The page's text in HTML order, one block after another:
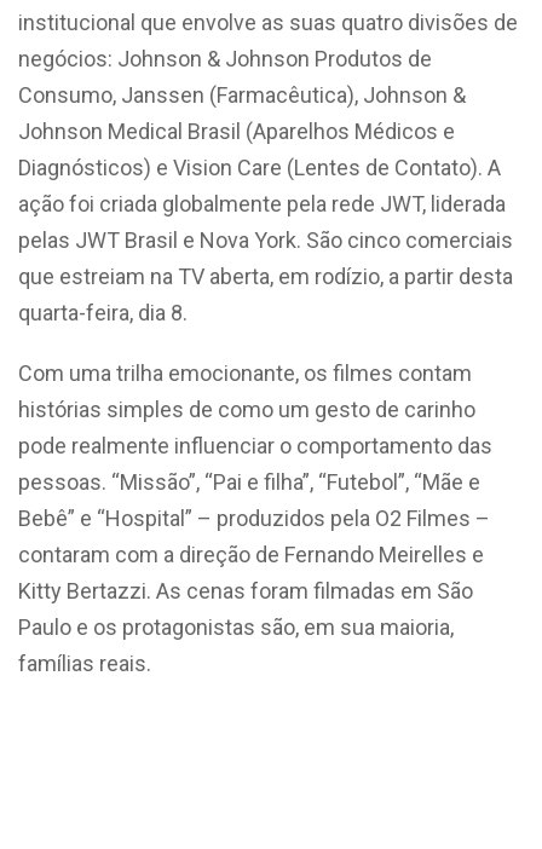
institucional que envolve as suas quatro divisões de
negócios: Johnson & Johnson Produtos de
Consumo, Janssen (Farmacêutica), Johnson &
Johnson Medical Brasil (Aparelhos Médicos e
Diagnósticos) e Vision Care (Lentes de Contato). A
ação foi criada globalmente pela rede JWT, liderada
pelas JWT Brasil e Nova York. São cinco comerciais
que estreiam na TV aberta, em rodízio, a partir desta
quarta-feira, dia 8.
Com uma trilha emocionante, os filmes contam
histórias simples de como um gesto de carinho
pode realmente influenciar o comportamento das
pessoas. “Missão”, “Pai e filha”, “Futebol”, “Mãe e
Bebê” e “Hospital” – produzidos pela O2 Filmes –
contaram com a direção de Fernando Meirelles e
Kitty Bertazzi. As cenas foram filmadas em São
Paulo e os protagonistas são, em sua maioria,
famílias reais.